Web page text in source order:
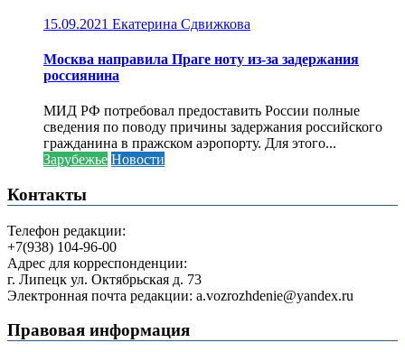
15.09.2021 Екатерина Сдвижкова
Москва направила Праге ноту из-за задержания
россиянина
МИД РФ потребовал предоставить России полные
сведения по поводу причины задержания российского
гражданина в пражском аэропорту. Для этого...
Зарубежье Новости
Контакты
Телефон редакции:
+7(938) 104-96-00
Адрес для корреспонденции:
г. Липецк ул. Октябрьская д. 73
Электронная почта редакции: a.vozrozhdenie@yandex.ru
Правовая информация